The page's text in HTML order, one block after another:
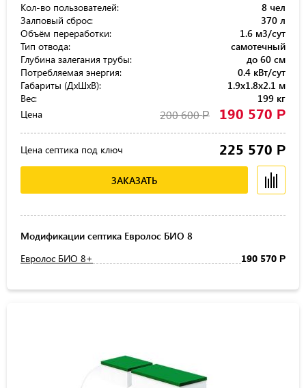
Кол-во пользователей:
8 чел
Залповый сброс:
370 л
Объём переработки:
1.6 м3/сут
Тип отвода:
самотечный
Глубина залегания трубы:
до 60 см
Потребляемая энергия:
0.4 кВт/сут
Габариты (ДхШхВ):
1.9x1.8x2.1 м
Вес:
199 кг
Цена
200 600Р 190 570 Р
Цена септика под ключ 225 570 Р
ЗАКАЗАТЬ
Модификации септика Евролос БИО 8
Евролос БИО 8+
190 570 Р